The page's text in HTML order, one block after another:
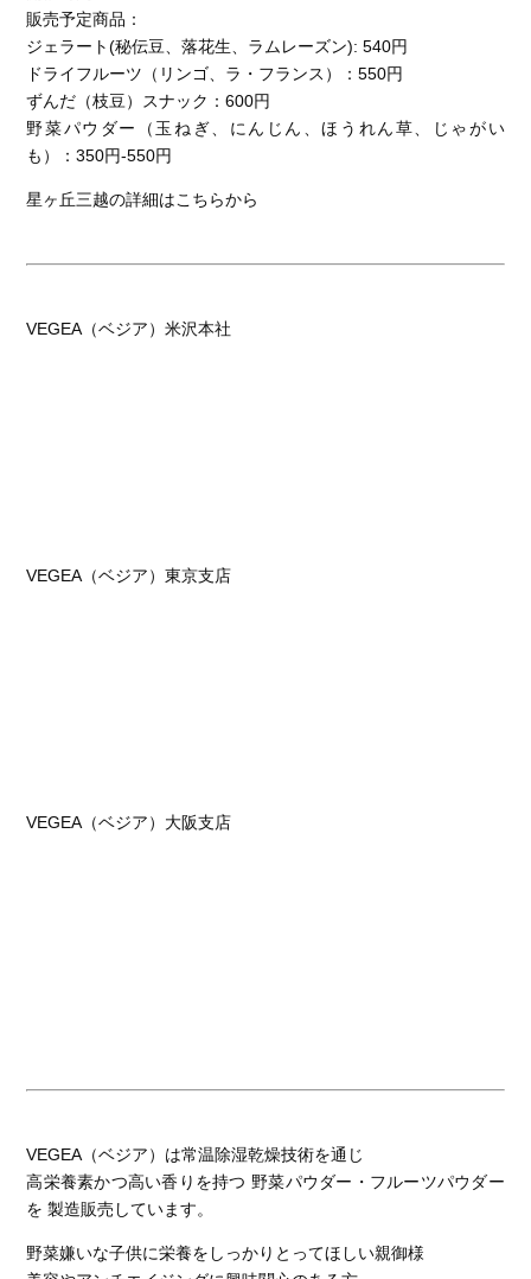
販売予定商品：
ジェラート(秘伝豆、落花生、ラムレーズン): 540円
ドライフルーツ（リンゴ、ラ・フランス）：550円
ずんだ（枝豆）スナック：600円
野菜パウダー（玉ねぎ、にんじん、ほうれん草、じゃがい
も）：350円-550円
星ヶ丘三越の詳細はこちらから
VEGEA（ベジア）米沢本社
VEGEA（ベジア）東京支店
VEGEA（ベジア）大阪支店
VEGEA（ベジア）は常温除湿乾燥技術を通じ
高栄養素かつ高い香りを持つ 野菜パウダー・フルーツパウダー
を 製造販売しています。
野菜嫌いな子供に栄養をしっかりとってほしい親御様